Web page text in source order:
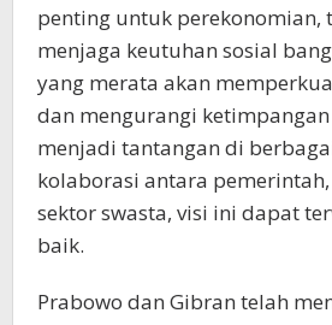
penting untuk
menjaga keutuhan sosial
yang merata akan
dan mengurangi
menjadi tantangan di
kolaborasi antara
sektor swasta, visi ini dapat
baik.
Prabowo dan Gibran telah